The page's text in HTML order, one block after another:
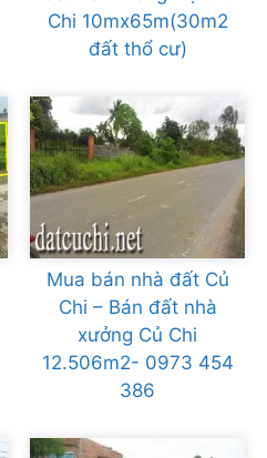
Chi 10mx65m(30m2
đất thổ cư)
Mua bán nhà đất Củ
Chi – Bán đất nhà
xưởng Củ Chi
12.506m2- 0973 454
386